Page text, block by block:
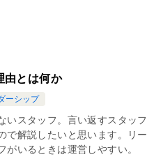
由とは何か
ーシップ
いスタッフ。言い返すスタッフ
で解説したいと思います。リー
いるときは運営しやすい。